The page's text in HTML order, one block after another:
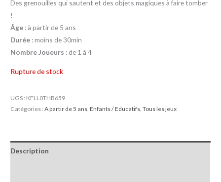
Des grenouilles qui sautent et des objets magiques à faire tomber
!
Âge : à partir de 5 ans
Durée : moins de 30min
Nombre Joueurs : de 1 à 4
Rupture de stock
UGS : KFLL0THB659
Catégories :A partir de 5 ans ,Enfants / Educatifs ,Tous les jeux
Description